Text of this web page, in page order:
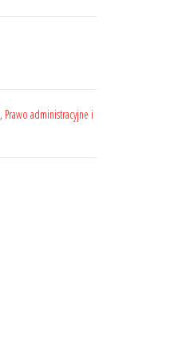
, Prawo administracyjne i